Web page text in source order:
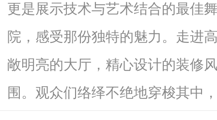
更是展示技术与艺术结合的最佳
院，感受那份独特的魅力。走进
敞明亮的大厅，精心设计的装修
围。观众们络绎不绝地穿梭其中